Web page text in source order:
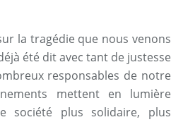
la tragédie que nous venons
été dit avec tant de justesse
responsables de notre
mettent en lumière
société plus solidaire, plus